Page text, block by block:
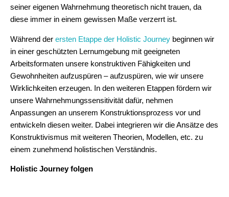
seiner eigenen Wahrnehmung theoretisch nicht trauen, da
diese immer in einem gewissen Maße verzerrt ist.
Während der ersten Etappe der Holistic Journey beginnen wir
in einer geschützten Lernumgebung mit geeigneten
Arbeitsformaten unsere konstruktiven Fähigkeiten und
Gewohnheiten aufzuspüren – aufzuspüren, wie wir unsere
Wirklichkeiten erzeugen. In den weiteren Etappen fördern wir
unsere Wahrnehmungssensitivität dafür, nehmen
Anpassungen an unserem Konstruktionsprozess vor und
entwickeln diesen weiter. Dabei integrieren wir die Ansätze des
Konstruktivismus mit weiteren Theorien, Modellen, etc. zu
einem zunehmend holistischen Verständnis.
Holistic Journey folgen